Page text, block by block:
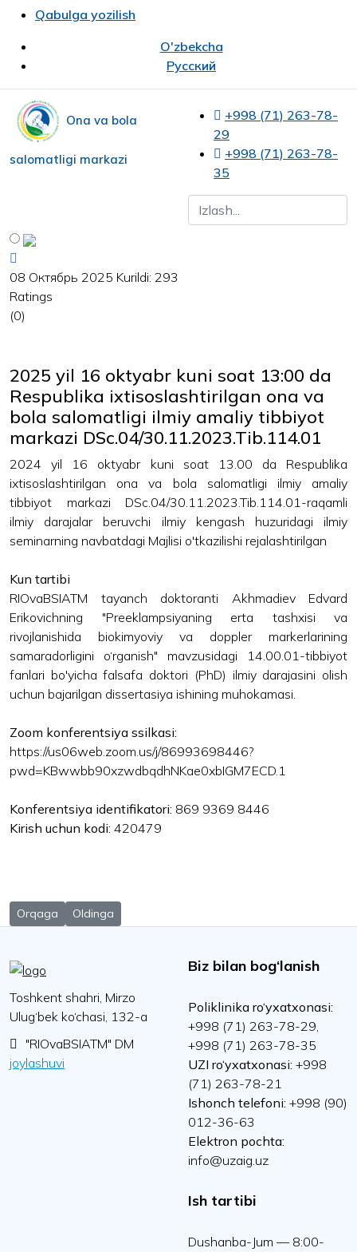
Qabulga yozilish
O'zbekcha
Русский
Ona va bola
salomatligi markazi
+998 (71) 263-78-
29
+998 (71) 263-78-
35
08 Октябрь 2025 Kurildi: 293
Ratings
(0)
2025 yil 16 oktyabr kuni soat 13:00 da
Respublika ixtisoslashtirilgan ona va
bola salomatligi ilmiy amaliy tibbiyot
markazi DSc.04/30.11.2023.Tib.114.01
2024 yil 16 oktyabr kuni soat 13.00 da Respublika
ixtisoslashtirilgan ona va bola salomatligi ilmiy amaliy
tibbiyot markazi DSc.04/30.11.2023.Tib.114.01-raqamli
ilmiy darajalar beruvchi ilmiy kengash huzuridagi ilmiy
seminarning navbatdagi Majlisi o'tkazilishi rejalashtirilgan
Kun tartibi
RIOvaBSIATM tayanch doktoranti Akhmadiev Edvard
Erikovichning "Preeklampsiyaning erta tashxisi va
rivojlanishida biokimyoviy va doppler markerlarining
samaradorligini o‘rganish" mavzusidagi 14.00.01-tibbiyot
fanlari bo'yicha falsafa doktori (PhD) ilmiy darajasini olish
uchun bajarilgan dissertasiya ishining muhokamasi.
Zoom konferentsiya ssilkasi:
https://us06web.zoom.us/j/86993698446?
pwd=KBwwbb90xzwdbqdhNKae0xbIGM7ECD.1
Konferentsiya identifikatori: 869 9369 8446
Kirish uchun kodi: 420479
Previous article: 2025 yil 16 oktyabr kuni soat 14:30 da
Orqaga Next article: 2025 yil 29 sentyabr kuni soat 14:00 da
Oldinga
Toshkent shahri, Mirzo
Ulug‘bek ko‘chasi, 132-a
"RIOvaBSIATM" DM
joylashuvi
Biz bilan bog‘lanish
Poliklinika ro‘yxatxonasi:
+998 (71) 263-78-29,
+998 (71) 263-78-35
UZI ro‘yxatxonasi: +998
(71) 263-78-21
Ishonch telefoni: +998 (90)
012-36-63
Elektron pochta:
info@uzaig.uz
Ish tartibi
Dushanba-Jum — 8:00-